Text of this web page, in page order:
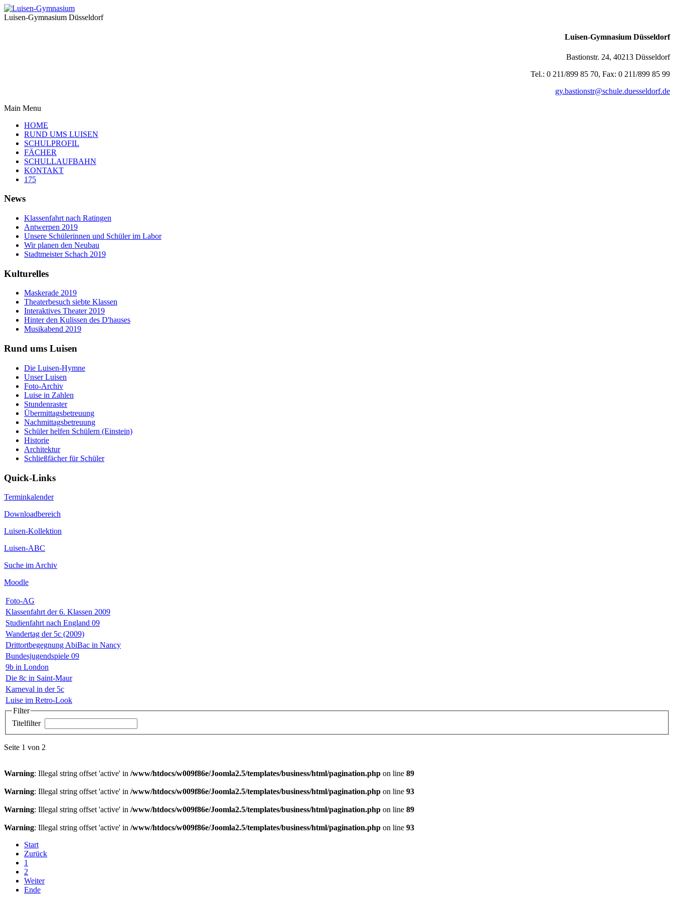
Luisen-Gymnasium Düsseldorf
Luisen-Gymnasium Düsseldorf
Bastionstr. 24, 40213 Düsseldorf
Tel.: 0 211/899 85 70, Fax: 0 211/899 85 99
gy.bastionstr@schule.duesseldorf.de
Main Menu
HOME
RUND UMS LUISEN
SCHULPROFIL
FÄCHER
SCHULLAUFBAHN
KONTAKT
175
News
Klassenfahrt nach Ratingen
Antwerpen 2019
Unsere Schülerinnen und Schüler im Labor
Wir planen den Neubau
Stadtmeister Schach 2019
Kulturelles
Maskerade 2019
Theaterbesuch siebte Klassen
Interaktives Theater 2019
Hinter den Kulissen des D'hauses
Musikabend 2019
Rund ums Luisen
Die Luisen-Hymne
Unser Luisen
Foto-Archiv
Luise in Zahlen
Stundenraster
Übermittagsbetreuung
Nachmittagsbetreuung
Schüler helfen Schülern (Einstein)
Historie
Architektur
Schließfächer für Schüler
Quick-Links
Terminkalender
Downloadbereich
Luisen-Kollektion
Luisen-ABC
Suche im Archiv
Moodle
Foto-AG
Klassenfahrt der 6. Klassen 2009
Studienfahrt nach England 09
Wandertag der 5c (2009)
Drittortbegegnung AbiBac in Nancy
Bundesjugendspiele 09
9b in London
Die 8c in Saint-Maur
Karneval in der 5c
Luise im Retro-Look
Filter
Titelfilter
Seite 1 von 2
Warning: Illegal string offset 'active' in /www/htdocs/w009f86e/Joomla2.5/templates/business/html/pagination.php on line 89
Warning: Illegal string offset 'active' in /www/htdocs/w009f86e/Joomla2.5/templates/business/html/pagination.php on line 93
Warning: Illegal string offset 'active' in /www/htdocs/w009f86e/Joomla2.5/templates/business/html/pagination.php on line 89
Warning: Illegal string offset 'active' in /www/htdocs/w009f86e/Joomla2.5/templates/business/html/pagination.php on line 93
Start
Zurück
1
2
Weiter
Ende